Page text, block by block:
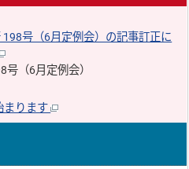
号（6月定例会）の記事訂正に
（6月定例会）
まります